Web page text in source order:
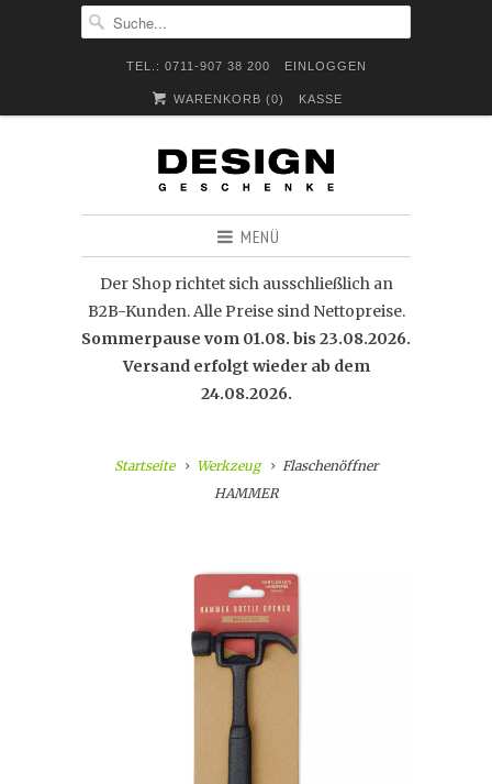
TEL.: 0711-907 38 200 EINLOGGEN
WARENKORB (0) KASSE
MENÜ
Der Shop richtet sich ausschließlich an
B2B-Kunden. Alle Preise sind Nettopreise.
Sommerpause vom 01.08. bis 23.08.2026.
Versand erfolgt wieder ab dem
24.08.2026.
Startseite Werkzeug
Flaschenöffner
HAMMER